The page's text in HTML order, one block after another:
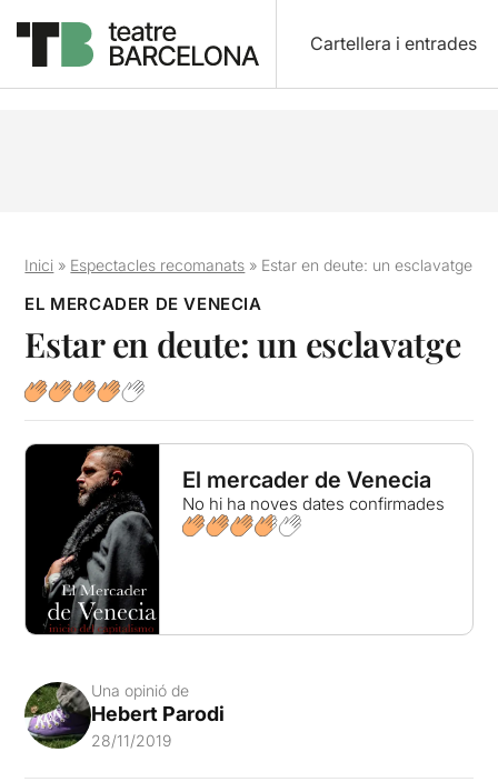
Cartellera i entrades
Inici » Espectacles recomanats » Estar en deute: un esclavatge
EL MERCADER DE VENECIA
Estar en deute: un esclavatge
El mercader de Venecia
No hi ha noves dates confirmades
Una opinió de
Hebert Parodi
28/11/2019